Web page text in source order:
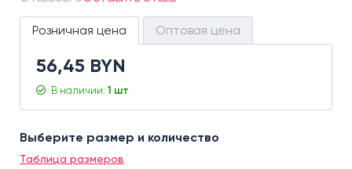
Розничная цена Оптовая цена
56,45 BYN
В наличии: 1 шт
Выберите размер и количество
Таблица размеров